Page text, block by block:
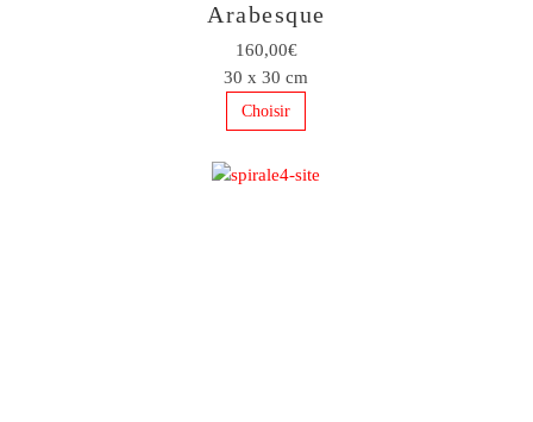
Arabesque
160,00€
30 x 30 cm
Choisir